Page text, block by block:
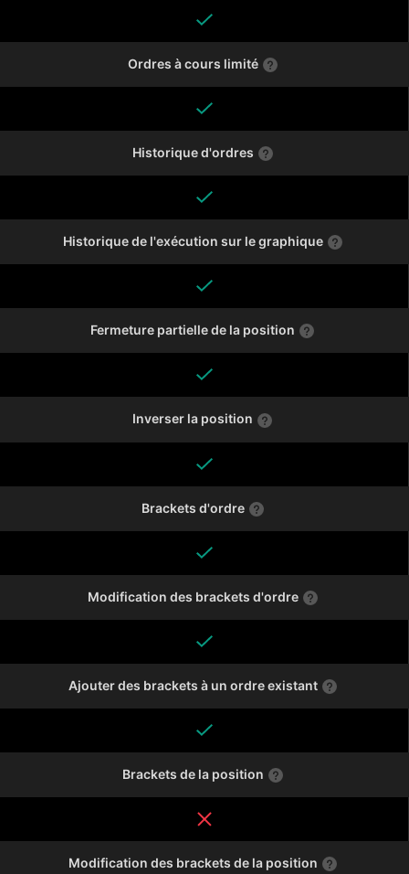
Ordres à cours limité
Historique d'ordres
Historique de l'exécution sur le graphique
Fermeture partielle de la position
Inverser la position
Brackets d'ordre
Modification des brackets d'ordre
Ajouter des brackets à un ordre existant
Brackets de la position
Modification des brackets de la position